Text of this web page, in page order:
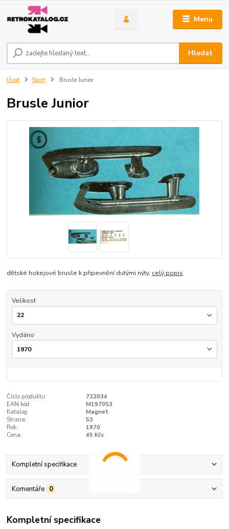
Menu
Hledat
Úvod Sport Brusle Junior
Brusle Junior
dětské hokejové brusle k připevnění dutými nýty. celý popis
Velikost
Vydáno
Číslo produktu:
722034
EAN kód:
M197053
Katalog:
Magnet
Strana:
53
Rok:
1970
Cena:
45 Kčs
Kompletní specifikace
Komentáře 0
Kompletní specifikace